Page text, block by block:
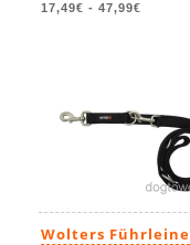
17,49€ - 47,99€
Wolters Führleine